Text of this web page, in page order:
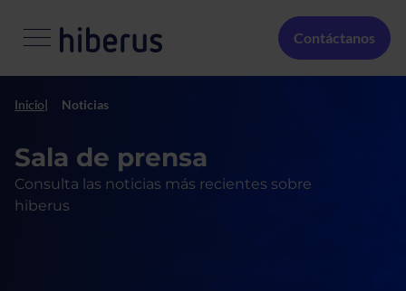
Menú Secundario
Contáctanos
Inicio Noticias
Sala de prensa
Consulta las noticias más recientes sobre
hiberus